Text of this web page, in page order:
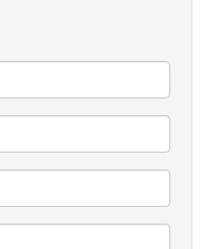
perfekt für Sammler
2.5-Zimmer-
die flexibel genutzt
oder als Homeoffice-
Haus integrierbar
1.700 m²
errichtet, was